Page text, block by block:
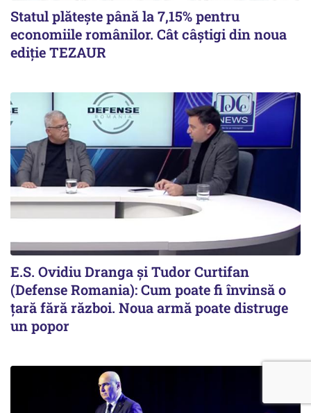
Statul plătește până la 7,15% pentru
economiile românilor. Cât câștigi din noua
ediție TEZAUR
E.S. Ovidiu Dranga și Tudor Curtifan
(Defense Romania): Cum poate fi învinsă o
țară fără război. Noua armă poate distruge
un popor